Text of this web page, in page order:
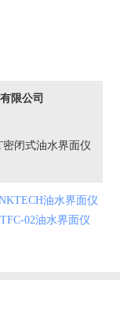
限公司
闭式油水界面仪
油水界面仪
02油水界面仪